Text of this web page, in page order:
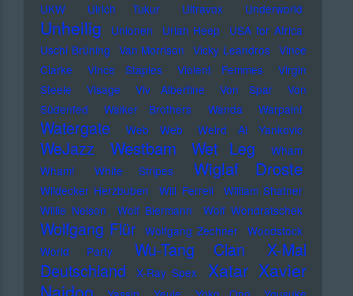
UKW Ulrich Tukur Ultravox Underworld
Unheilig Unionen Uriah Heep
USA for Africa
Uschi Brüning Van Morrison Vicky Leandros Vince
Clarke
Vince Staples Violent Femmes
Virgin
Steele
Visage Viv Albertine Von Spar
Von
Südenfed
Walker Brothers Wanda Warpaint
Watergate Web Web Weird Al Yankovic
WeJazz Westbam Wet Leg
Wham
Wham!
White Stripes Wiglaf Droste
Wildecker Herzbuben Will Ferrell
William Shatner
Willie Nelson
Wolf Biermann Wolf Wondratschek
Wolfgang Flür Wolfgang Zechner
Woodstock
World Party
Wu-Tang Clan
X-Mal
Deutschland
X-Ray Spex Xatar Xavier